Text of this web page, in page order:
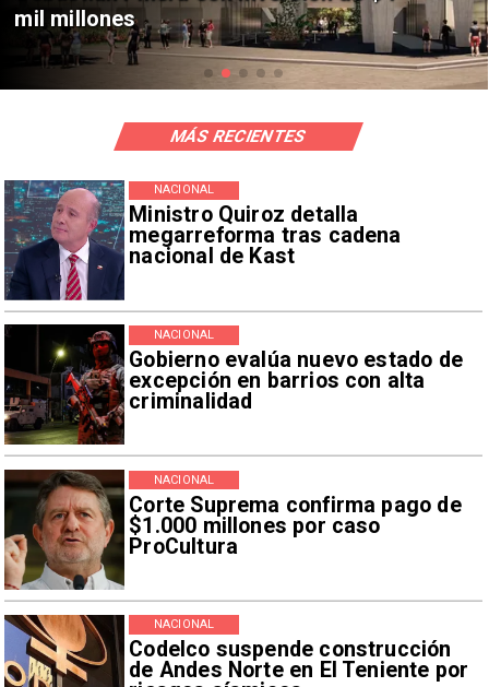
Ministro Quiroz detalla
megarreforma tras cadena
nacional de Kast
NACIONAL
Gobierno evalúa nuevo estado de
excepción en barrios con alta
criminalidad
NACIONAL
Corte Suprema confirma pago de
$1.000 millones por caso
ProCultura
NACIONAL
Codelco suspende construcción
de Andes Norte en El Teniente por
NACIONAL
MÁS RECIENTES